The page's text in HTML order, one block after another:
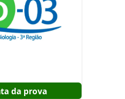
da prova